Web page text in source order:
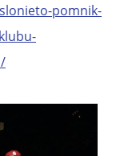
pomnik-